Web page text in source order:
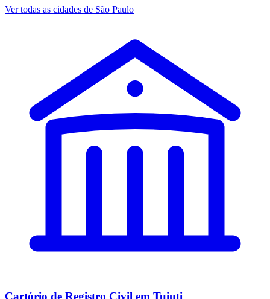
Ver todas as cidades de São Paulo
Cartório de Registro Civil em Tuiuti